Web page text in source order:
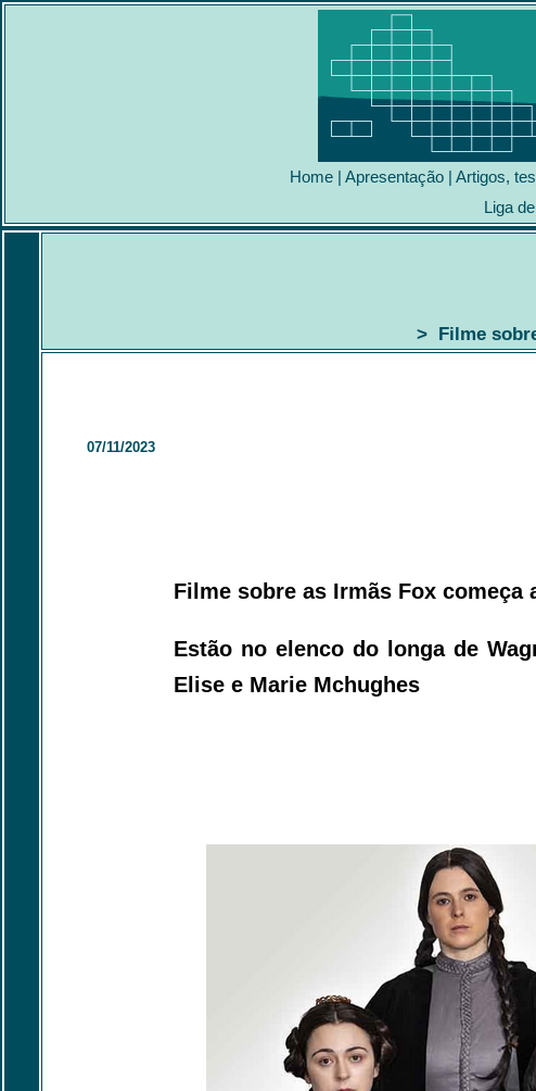
Home | Apresentação | Artigos,
Liga
> Filme
07/11/2023
Filme sobre as Irmãs Fox começa
Estão no elenco do longa de
Elise e Marie Mchughes